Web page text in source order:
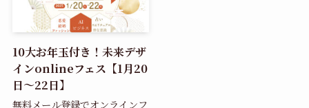
10大お年玉付き！未来デザ
インonlineフェス【1月20
日～22日】
無料メール登録でオンラインフ